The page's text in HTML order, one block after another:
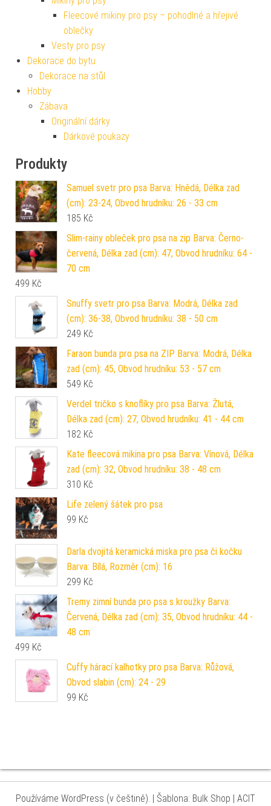
Fleecové mikiny pro psy – pohodlné a hřejivé
oblečky
Vesty pro psy
Dekorace do bytu
Dekorace na stůl
Hobby
Zábava
Originální dárky
Dárkové poukazy
Produkty
Samuel svetr pro psa Barva: Hnědá, Délka zad
(cm): 23-24, Obvod hrudníku: 26 - 33 cm
185 Kč
Slim-rainy obleček pro psa na zip Barva: Černo-
červená, Délka zad (cm): 47, Obvod hrudníku: 64 -
70 cm
499 Kč
Snuffy svetr pro psa Barva: Modrá, Délka zad
(cm): 36-38, Obvod hrudníku: 38 - 50 cm
249 Kč
Faraon bunda pro psa na ZIP Barva: Modrá, Délka
zad (cm): 45, Obvod hrudníku: 53 - 57 cm
549 Kč
Verdel tričko s knoflíky pro psa Barva: Žlutá,
Délka zad (cm): 27, Obvod hrudníku: 41 - 44 cm
182 Kč
Kate fleecová mikina pro psa Barva: Vínová, Délka
zad (cm): 32, Obvod hrudníku: 38 - 48 cm
310 Kč
Life zelený šátek pro psa
99 Kč
Darla dvojitá keramická miska pro psa či kočku
Barva: Bílá, Rozměr (cm): 16
299 Kč
Tremy zimní bunda pro psa s kroužky Barva:
Červená, Délka zad (cm): 35, Obvod hrudníku: 44 -
48 cm
499 Kč
Cuffy hárací kalhotky pro psa Barva: Růžová,
Obvod slabin (cm): 24 - 29
99 Kč
Používáme WordPress (v češtině). Šablona: Bulk Shop | ACIT